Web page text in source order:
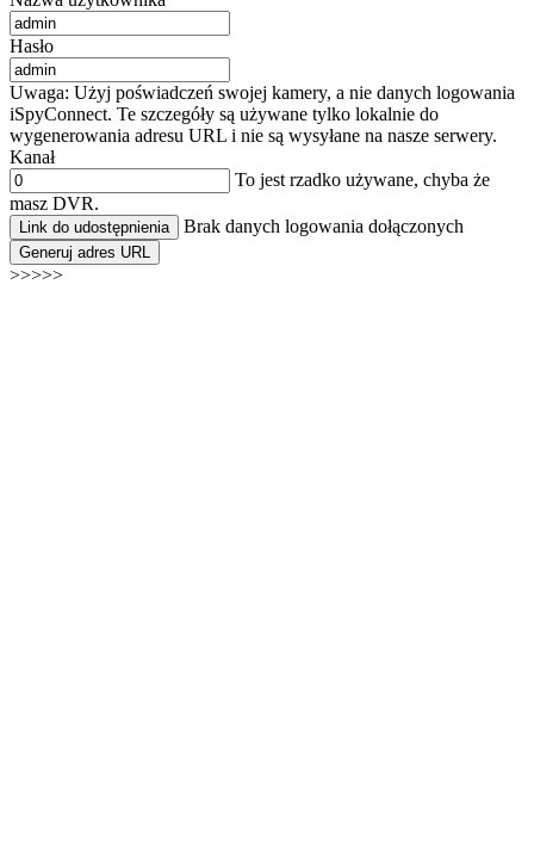
Hasło
Uwaga: Użyj poświadczeń swojej kamery, a nie danych logowania
iSpyConnect. Te szczegóły są używane tylko lokalnie do
wygenerowania adresu URL i nie są wysyłane na nasze serwery.
Kanał
To jest rzadko używane, chyba że
masz DVR.
Link do udostępnienia Brak danych logowania dołączonych
Generuj adres URL
>>>>>